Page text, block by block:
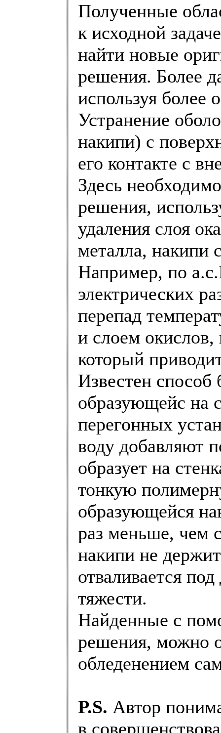
Полученные
к исходной
найти новые
решения. Более
используя
Устранение
накипи) с
его контакте с
Здесь
решения,
удаления слоя
металла, накипи
Например, по
электрических
перепад
и слоем
который
Известен
образующейс на
перегонных
воду добавляют
образует на
тонкую
образующейся
раз меньше, чем
накипи не
отваливается
тяжести.
Найденные с
решения, можно
обледенением
P.S. Автор
в